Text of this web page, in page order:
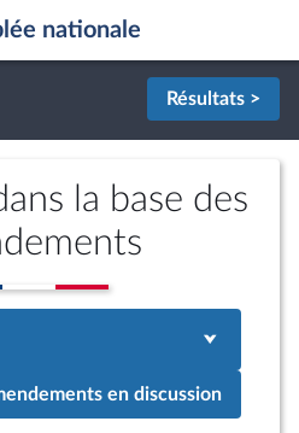
nationale
Résultats >
la base des
en discussion